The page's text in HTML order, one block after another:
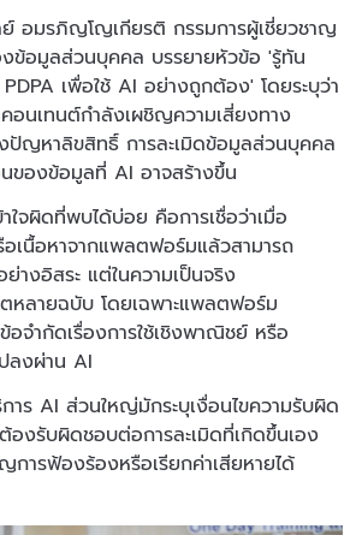
ย์ อมรภิญโญเกียรติ กรรมการผู้เชี่ยวชาญ
ข้อมูลส่วนบุคคล บรรยายหัวข้อ 'รู้ทัน
เพื่อใช้ AI อย่างถูกต้อง' โดยระบุว่า
อนเทนต์กำลังเผชิญความเสี่ยงทาง
ญหาลิขสิทธิ์ การละเมิดข้อมูลส่วนบุคคล
ของข้อมูลที่ AI อาจสร้างขึ้น
ใจผิดที่พบได้บ่อย คือการเชื่อว่าเมื่อ
เนื้อหาจากแพลตฟอร์มแล้วสามารถ
ย่างอิสระ แต่ในความเป็นจริง
ลายฉบับ โดยเฉพาะแพลตฟอร์ม
อจำกัดเรื่องการใช้เชิงพาณิชย์ หรือ
ลงผ่าน AI
าร AI ส่วนใหญ่มักระบุเงื่อนไขความรับผิด
องรับผิดชอบต่อการละเมิดที่เกิดขึ้นเอง
การฟ้องร้องหรือเรียกค่าเสียหายได้